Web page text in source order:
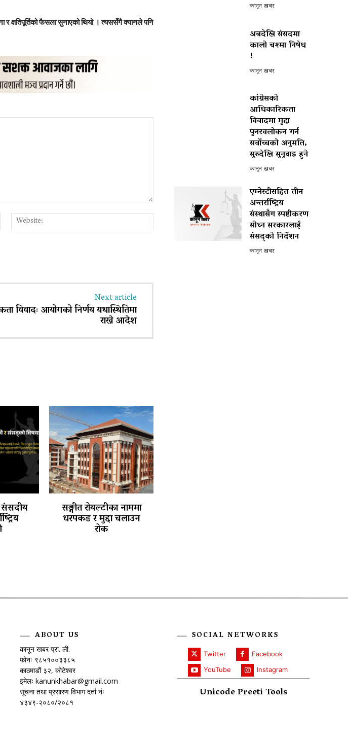
र क्षतिपूर्तिको फैसला सुनाएको थियो । त्यससँगै क्यानले पनि
Email:*
Next article
विवादः आयोगको निर्णय यथास्थितिमा
राख्ने आदेश
सङ्गीत रोयल्टीका नाममा
धरपकड र मुद्दा चलाउन
रोक
कानून खबर
अबदेखि संसदमा
कालो चश्मा निषेध
!
कानून खबर
कांग्रेसको
आधिकारिकता
विवादमा मुद्दा
पुनरवलोकन गर्न
सर्वोच्चको अनुमति,
सुरुदेखि सुनुवाइ हुने
कानून खबर
एम्नेस्टीसहित तीन
अन्तर्राष्ट्रिय
संस्थासँग स्पष्टीकरण
सोध्न सरकारलाई
संसद्को निर्देशन
कानून खबर
ABOUT US
कानून खबर प्रा. ली.
फोनः ९८५१००३३८५
काठमाडौं ३२, कोटेश्वर
इमेलः kanunkhabar@gmail.com
सूचना तथा प्रसारण विभाग दर्ता नंः
४३४९-२०८०/२०८१
SOCIAL NETWORKS
Twitter
Facebook
YouTube
Instagram
Unicode Preeti Tools